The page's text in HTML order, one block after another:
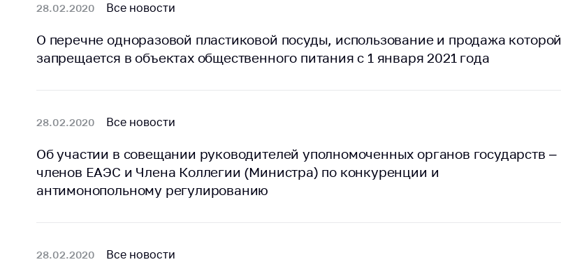
торговли,
общественного
антимонопольного
регулирования и
конкурентной
28.02.2020 Все новости
О перечне одноразовой пластиковой посуды, использование и продажа которой
запрещается в объектах общественного питания с 1 января 2021 года
28.02.2020 Все новости
Об участии в совещании руководителей уполномоченных органов государств –
членов ЕАЭС и Члена Коллегии (Министра) по конкуренции и
антимонопольному регулированию
28.02.2020 Все новости